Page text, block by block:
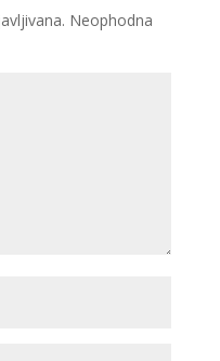
Neophodna